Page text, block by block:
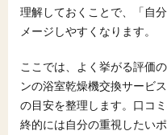
理解しておくことで、「自
メージしやすくなります。
ここでは、よく挙がる評価
ンの浴室乾燥機交換サービ
の目安を整理します。口コ
終的には自分の重視したい